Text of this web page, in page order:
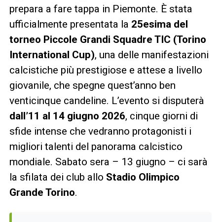
prepara a fare tappa in Piemonte. È stata
ufficialmente presentata la 25esima del
torneo Piccole Grandi Squadre TIC (Torino
International Cup), una delle manifestazioni
calcistiche più prestigiose e attese a livello
giovanile, che spegne quest’anno ben
venticinque candeline. L’evento si disputerà
dall’11 al 14 giugno 2026, cinque giorni di
sfide intense che vedranno protagonisti i
migliori talenti del panorama calcistico
mondiale. Sabato sera – 13 giugno – ci sarà
la sfilata dei club allo Stadio Olimpico
Grande Torino.